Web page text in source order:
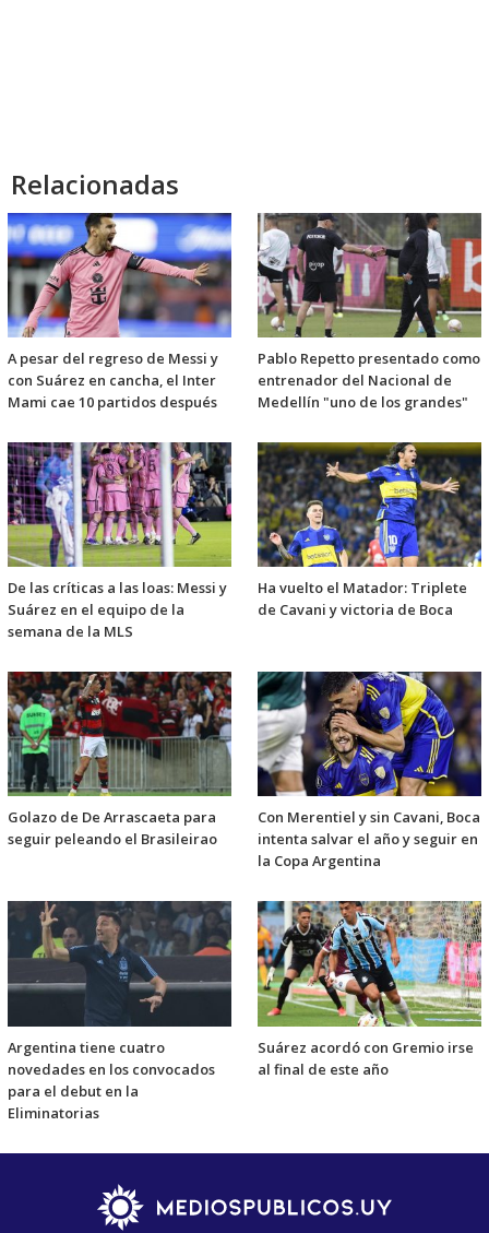
Relacionadas
A pesar del regreso de Messi y
con Suárez en cancha, el Inter
Mami cae 10 partidos después
Pablo Repetto presentado como
entrenador del Nacional de
Medellín "uno de los grandes"
De las críticas a las loas: Messi y
Suárez en el equipo de la
semana de la MLS
Ha vuelto el Matador: Triplete
de Cavani y victoria de Boca
Golazo de De Arrascaeta para
seguir peleando el Brasileirao
Con Merentiel y sin Cavani, Boca
intenta salvar el año y seguir en
la Copa Argentina
Argentina tiene cuatro
novedades en los convocados
para el debut en la
Eliminatorias
Suárez acordó con Gremio irse
al final de este año